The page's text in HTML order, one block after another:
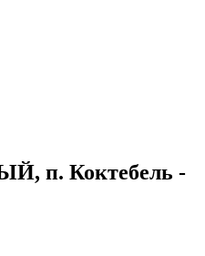
п. Коктебель -